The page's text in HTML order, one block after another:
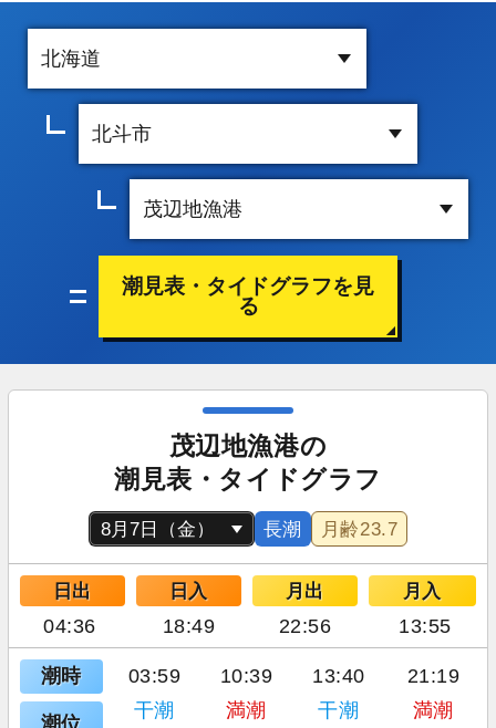
潮見表・タイドグラフを見
る
茂辺地漁港の
潮見表・タイドグラフ
長潮 月齢23.7
日出 日入 月出 月入
04:36 18:49 22:56 13:55
潮時 03:59 10:39 13:40 21:19
潮位
干潮 満潮 干潮
満潮